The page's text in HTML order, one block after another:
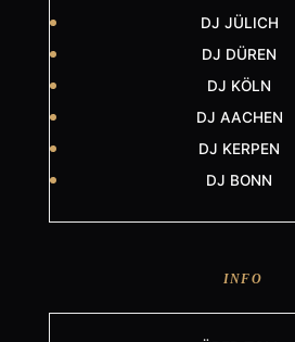
DJ JÜLICH
DJ DÜREN
DJ KÖLN
DJ AACHEN
DJ KERPEN
DJ BONN
INFO